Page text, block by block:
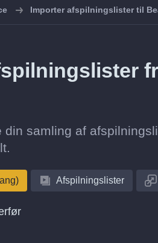
Importer afspilningslister til
samling af
Afspilningslister